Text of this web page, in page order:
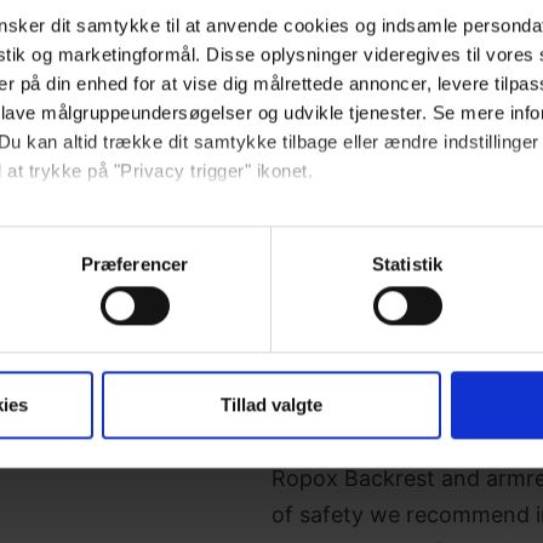
dit samtykke til at anvende cookies og indsamle
og marketingformål. Disse oplysninger videregives til vores
på din enhed for at vise dig målrettede annoncer, levere
målgruppeundersøgelser og udvikle tjenester. Se mere
kan altid trække dit samtykke tilbage eller ændre
at trykke på "Privacy trigger" ikonet.
gerne:
om din placering, der kan være nøjagtig inden for få
baseret på en scanning af dens unikke karakteristika
vores indhold og annoncer, til at vise dig funktioner til sociale
om din brug af vores hjemmeside med vores partnere
Vores partnere kan kombinere disse data med
fra din brug af deres tjenester.
Præferencer Statistik
Tillad valgte
50 cm
Tested according to DS/
Backrest: Polyurethane
Wall unit: Stainless steel,
Armrest: Aluminium,
Ropox Backrest and
of safety we recommend